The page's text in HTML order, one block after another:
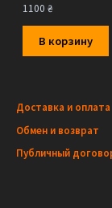
1100 ₴
В корзину
Доставка и оплата
Обмен и возврат
Публичный